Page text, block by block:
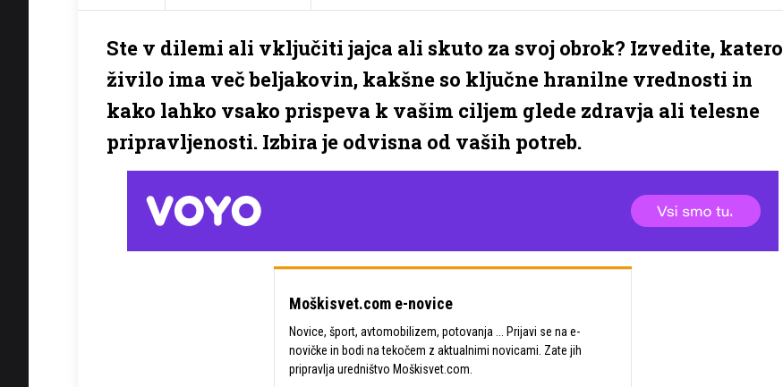
Ste v dilemi ali vključiti jajca ali skuto za svoj obrok? Izvedite, katero
živilo ima več beljakovin, kakšne so ključne hranilne vrednosti in
kako lahko vsako prispeva k vašim ciljem glede zdravja ali telesne
pripravljenosti. Izbira je odvisna od vaših potreb.
Moškisvet.com e-novice
Novice, šport, avtomobilizem, potovanja ... Prijavi se na e-
novičke in bodi na tekočem z aktualnimi novicami. Zate jih
pripravlja uredništvo Moškisvet.com.